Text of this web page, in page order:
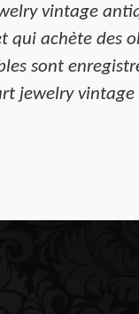
vintage
qui achète des
sont
jewelry vintage